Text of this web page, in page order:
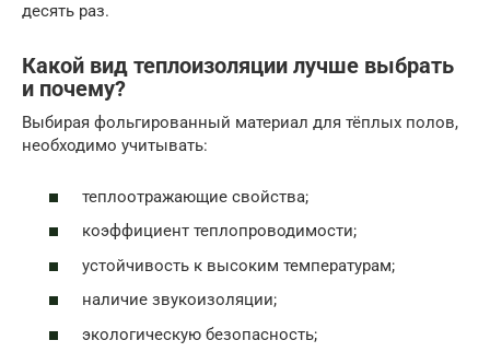
десять раз.
Какой вид теплоизоляции лучше выбрать
и почему?
Выбирая фольгированный материал для тёплых полов,
необходимо учитывать:
теплоотражающие свойства;
коэффициент теплопроводимости;
устойчивость к высоким температурам;
наличие звукоизоляции;
экологическую безопасность;